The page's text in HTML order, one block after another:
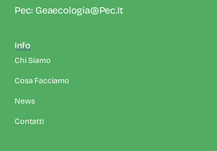
Pec: Geaecologia@pec.it
Info
Chi Siamo
Cosa Facciamo
News
Contatti